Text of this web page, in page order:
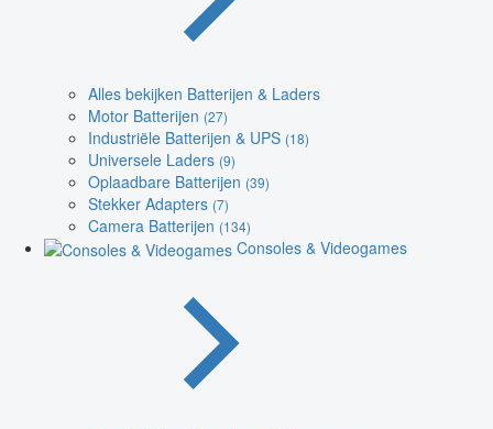
Alles bekijken Batterijen & Laders
Motor Batterijen (27)
Industriële Batterijen & UPS (18)
Universele Laders (9)
Oplaadbare Batterijen (39)
Stekker Adapters (7)
Camera Batterijen (134)
Consoles & Videogames